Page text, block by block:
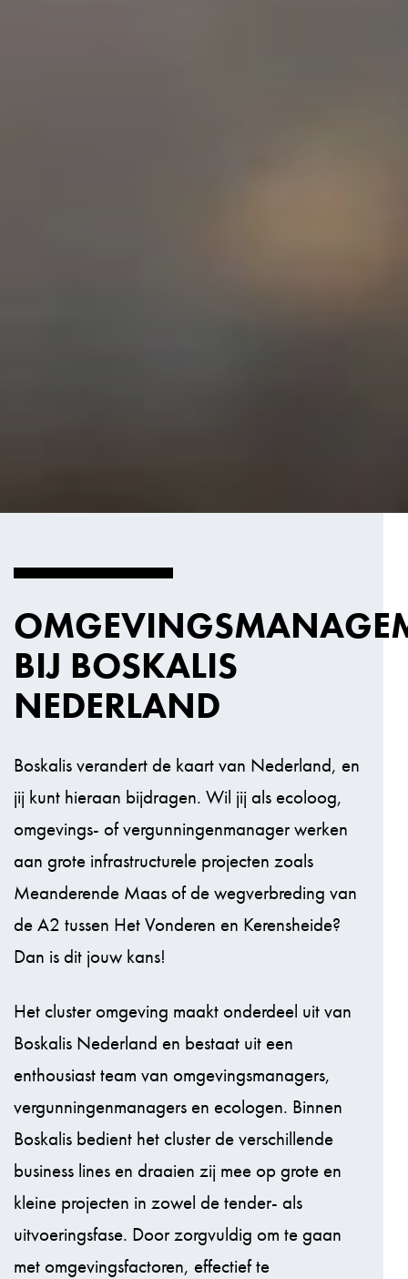
BIJ BOSKALIS
NEDERLAND
Boskalis verandert de kaart van Nederland, en
jij kunt hieraan bijdragen. Wil jij als ecoloog,
omgevings- of vergunningenmanager werken
aan grote infrastructurele projecten zoals
Meanderende Maas of de wegverbreding van
de A2 tussen Het Vonderen en Kerensheide?
Dan is dit jouw kans!
Het cluster omgeving maakt onderdeel uit van
Boskalis Nederland en bestaat uit een
enthousiast team van omgevingsmanagers,
vergunningenmanagers en ecologen. Binnen
Boskalis bedient het cluster de verschillende
business lines en draaien zij mee op grote en
kleine projecten in zowel de tender- als
uitvoeringsfase. Door zorgvuldig om te gaan
met omgevingsfactoren, effectief te